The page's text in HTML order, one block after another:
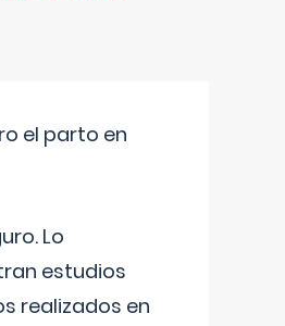
el parto en
Lo
estudios
realizados en